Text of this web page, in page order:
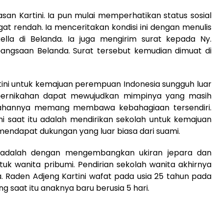
Kartini. Ia pun mulai memperhatikan status sosial
rendah. Ia menceritakan kondisi ini dengan menulis
di Belanda. Ia juga mengirim surat kepada Ny.
Belanda. Surat tersebut kemudian dimuat di
untuk kemajuan perempuan Indonesia sungguh luar
dapat mewujudkan mimpinya yang masih
memang membawa kebahagiaan tersendiri.
saat itu adalah mendirikan sekolah untuk kemajuan
dukungan yang luar biasa dari suami.
dengan mengembangkan ukiran jepara dan
wanita pribumi. Pendirian sekolah wanita akhirnya
Raden Adjeng Kartini wafat pada usia 25 tahun pada
saat itu anaknya baru berusia 5 hari.